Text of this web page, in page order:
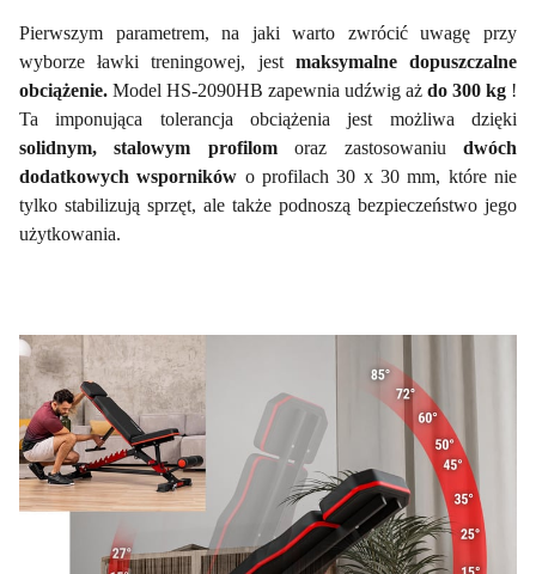
Pierwszym parametrem, na jaki warto zwrócić uwagę przy
wyborze ławki treningowej, jest maksymalne dopuszczalne
obciążenie. Model HS-2090HB zapewnia udźwig aż do 300 kg !
Ta imponująca tolerancja obciążenia jest możliwa dzięki
solidnym, stalowym profilomoraz zastosowaniudwóch
dodatkowych wsporników o profilach 30 x 30 mm, które nie
tylko stabilizują sprzęt, ale także podnoszą bezpieczeństwo jego
użytkowania.